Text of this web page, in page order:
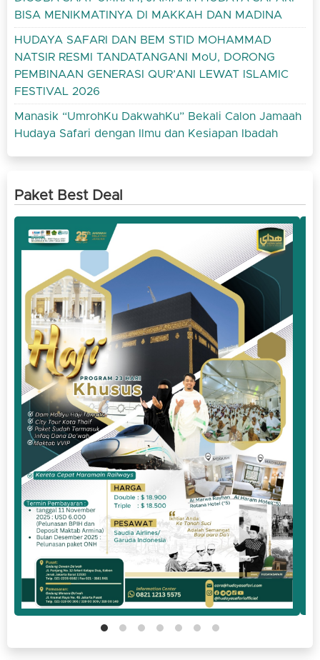
BISA MENIKMATINYA DI MAKKAH DAN MADINA
HUDAYA SAFARI DAN BEM STID MOHAMMAD
NATSIR RESMI TANDATANGANI MoU, DORONG
PEMBINAAN GENERASI QUR’ANI LEWAT ISLAMIC
FESTIVAL 2026
Manasik “UmrohKu DakwahKu” Bekali Calon Jamaah
Hudaya Safari dengan Ilmu dan Kesiapan Ibadah
Paket Best Deal